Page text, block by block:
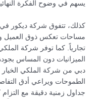
يسهم في وضوح الفكرة
كذلك، تتفوق شركة ديكور
مساحات تعكس ذوق العميل
تجارياً. كما توفر شركة
الميزانيات دون المساس
دبي من شركة الملكي
الطموحات ويراعي أدق
جداول زمنية دقيقة مع التزام